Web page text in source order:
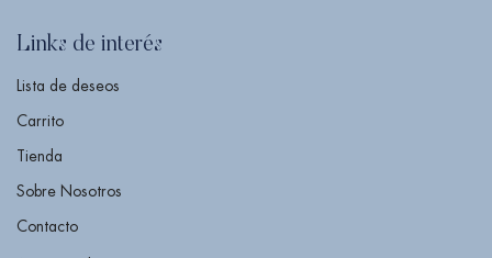
Links de interés
Lista de deseos
Carrito
Tienda
Sobre Nosotros
Contacto